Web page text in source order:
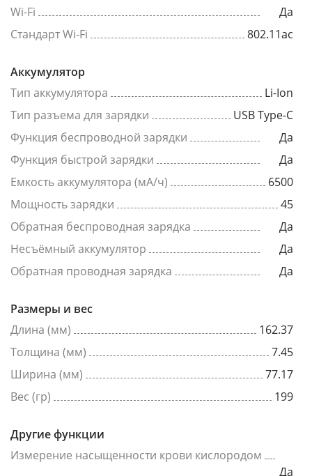
Wi-Fi
Да
Стандарт Wi-Fi
802.11ac
Аккумулятор
Тип аккумулятора
Li-Ion
Тип разъема для зарядки
USB Type-C
Функция беспроводной зарядки
Да
Функция быстрой зарядки
Да
Емкость аккумулятора (мА/ч)
6500
Мощность зарядки
45
Обратная беспроводная зарядка
Да
Несъёмный аккумулятор
Да
Обратная проводная зарядка
Да
Размеры и вес
Длина (мм)
162.37
Толщина (мм)
7.45
Ширина (мм)
77.17
Вес (гр)
199
Другие функции
Измерение насыщенности крови кислородом
Да